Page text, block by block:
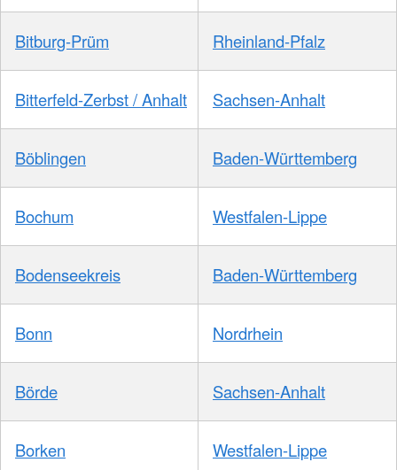
Bitburg-Prüm Rheinland-Pfalz
Bitterfeld-Zerbst / Anhalt Sachsen-Anhalt
Böblingen Baden-Württemberg
Bochum Westfalen-Lippe
Bodenseekreis Baden-Württemberg
Bonn Nordrhein
Börde Sachsen-Anhalt
Borken Westfalen-Lippe